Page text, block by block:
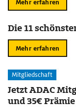
Mehr erfahren
Die 11
Mehr erfahren
Mitgliedschaft
Jetzt ADAC
und 35€